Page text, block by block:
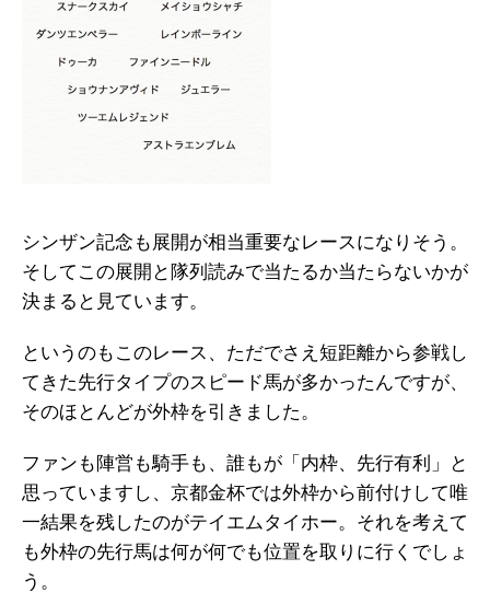
シンザン記念も展開が相当重要なレースになりそう。
そしてこの展開と隊列読みで当たるか当たらないかが
決まると見ています。
というのもこのレース、ただでさえ短距離から参戦し
てきた先行タイプのスピード馬が多かったんですが、
そのほとんどが外枠を引きました。
ファンも陣営も騎手も、誰もが「内枠、先行有利」と
思っていますし、京都金杯では外枠から前付けして唯
一結果を残したのがテイエムタイホー。それを考えて
も外枠の先行馬は何が何でも位置を取りに行くでしょ
う。